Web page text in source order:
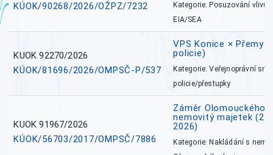
KÚOK/90268/2026/OŽPZ/7232
Kategorie: Posuzování vlivů
EIA/SEA
KUOK 92270/2026
KÚOK/81696/2026/OMPSČ-P/537
VPS Konice ×
policie)
Kategorie: Veřejnoprávní
policie/přestupky
KUOK 91967/2026
KÚOK/56703/2017/OMPSČ/7886
Záměr Olomouckého
nemovitý majetek
2026)
Kategorie: Nakládání s